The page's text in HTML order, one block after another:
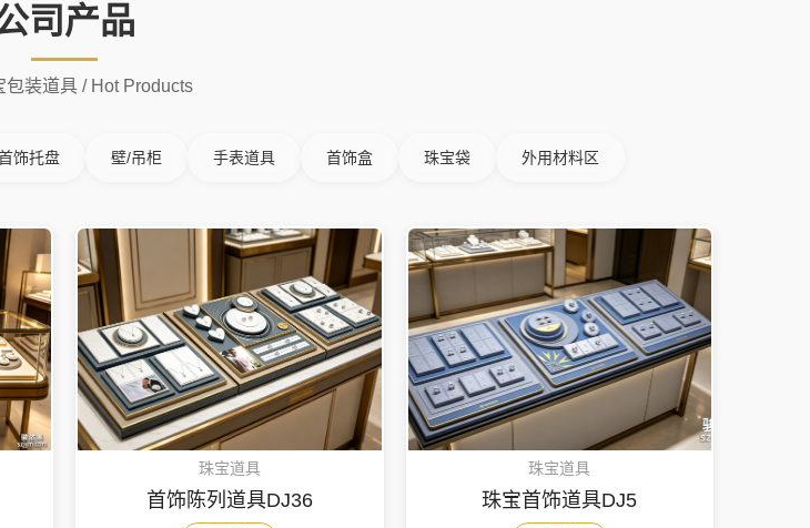
司产品
包装道具 / Hot Products
饰托盘 壁/吊柜 手表道具 首饰盒 珠宝袋 外用材料区
珠宝道具
首饰陈列道具DJ36
珠宝道具
珠宝首饰道具DJ5